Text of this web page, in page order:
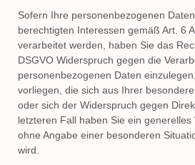
Sofern Ihre personenbezogenen
berechtigten Interessen gemäß Art. 6
verarbeitet werden, haben Sie das
DSGVO Widerspruch gegen die
personenbezogenen Daten
vorliegen, die sich aus Ihrer
oder sich der Widerspruch gegen
letzteren Fall haben Sie ein
ohne Angabe einer besonderen
wird.